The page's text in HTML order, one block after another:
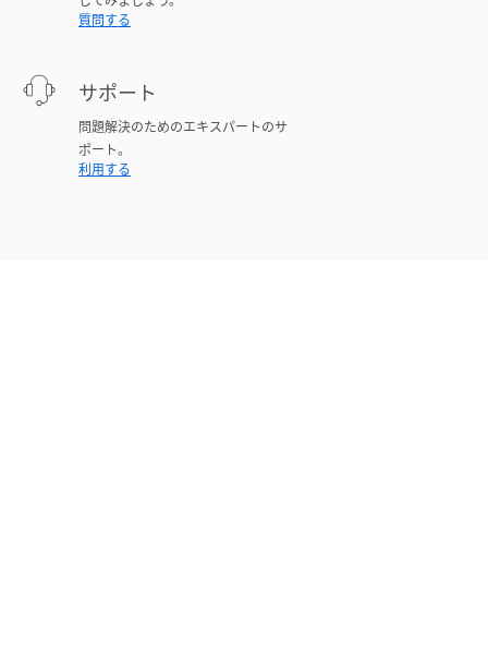
質問する
サポート
問題解決のためのエキスパートのサ
ポート。
利用する